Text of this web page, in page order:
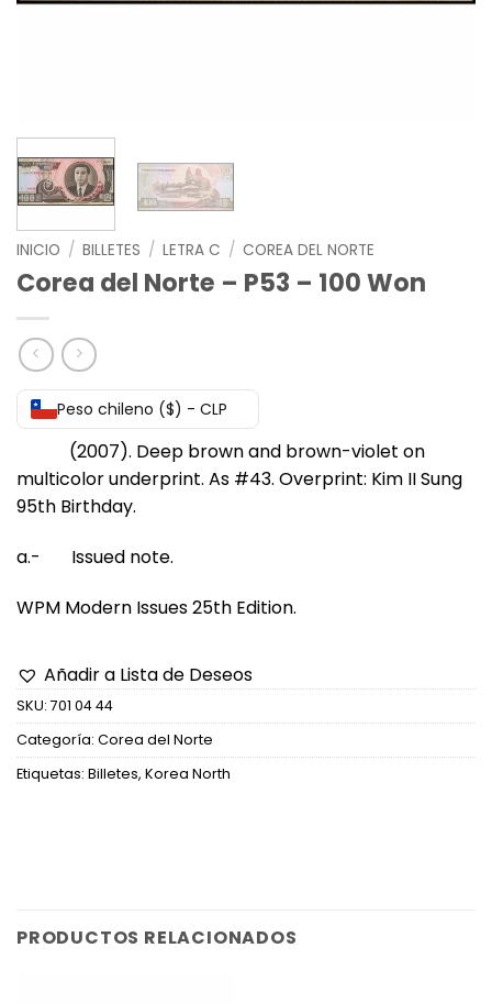
INICIO / BILLETES / LETRA C / COREA DEL NORTE
Corea del Norte – P53 – 100 Won
Peso chileno ($) - CLP
(2007). Deep brown and brown-violet on
multicolor underprint. As #43. Overprint: Kim II Sung
95th Birthday.
a.- Issued note.
WPM Modern Issues 25th Edition.
Añadir a Lista de Deseos
SKU: 701 04 44
Categoría: Corea del Norte
Etiquetas: Billetes, Korea North
PRODUCTOS RELACIONADOS